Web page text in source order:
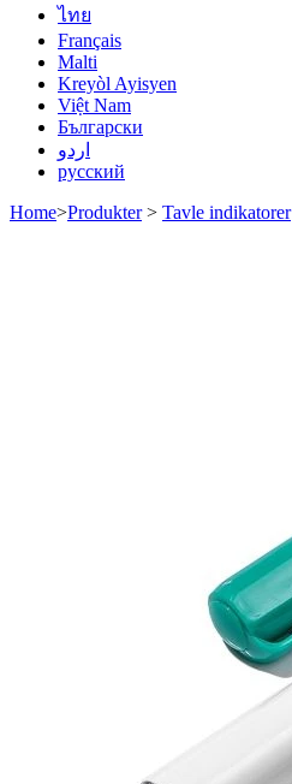
ไทย
Français
Malti
Kreyòl Ayisyen
Việt Nam
Български
اردو
русский
Home>Produkter > Tavle indikatorer